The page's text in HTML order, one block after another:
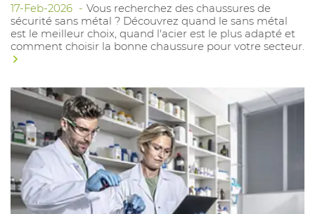
17-Feb-2026
Vous recherchez des chaussures de
sécurité sans métal ? Découvrez quand le sans métal
est le meilleur choix, quand l'acier est le plus adapté et
comment choisir la bonne chaussure pour votre secteur.